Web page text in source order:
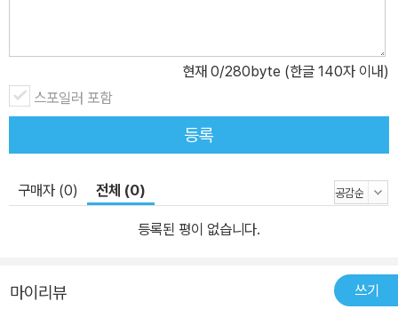
현재 0/280byte (한글 140자 이내)
스포일러 포함
등록
구매자 (0) 전체 (0)
등록된 평이 없습니다.
마이리뷰 쓰기